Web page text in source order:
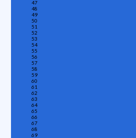
47
48
49
50
51
52
53
54
55
56
57
58
59
60
61
62
63
64
65
66
67
68
69